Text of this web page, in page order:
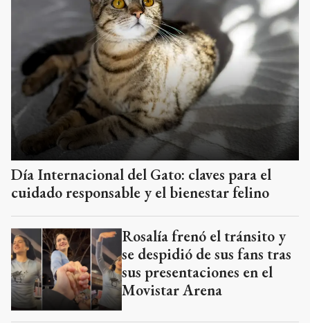
Día Internacional del Gato: claves para el
cuidado responsable y el bienestar felino
Rosalía frenó el tránsito y
se despidió de sus fans tras
sus presentaciones en el
Movistar Arena